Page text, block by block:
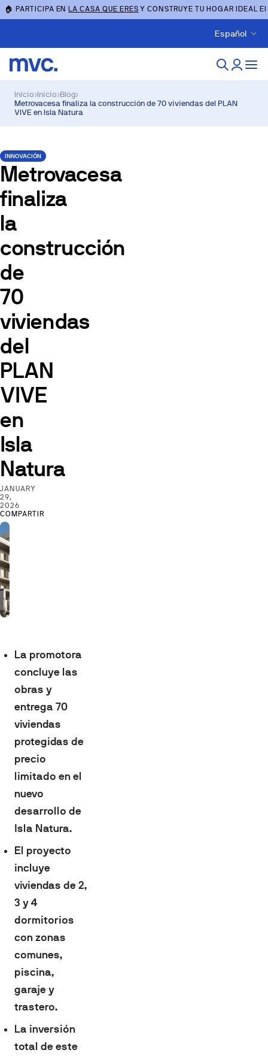
🏠 PARTICIPA ENLA CASA QUE ERES Y CONSTRUYE TU HOGAR IDEAL
Español
Inicio›Inicio›Blog›
Metrovacesa finaliza la construcción de 70 viviendas del PLAN
VIVE en Isla Natura
INNOVACIÓN
Metrovacesa
finaliza
la
construcción
de
70
viviendas
del
PLAN
VIVE
en
Isla
Natura
JANUARY
29,
2026
COMPARTIR
La promotora
concluye las
obras y
entrega 70
viviendas
protegidas de
precio
limitado en el
nuevo
desarrollo de
Isla Natura.
El proyecto
incluye
viviendas de 2,
3 y 4
dormitorios
con zonas
comunes,
piscina,
garaje y
trastero.
La inversión
total de este